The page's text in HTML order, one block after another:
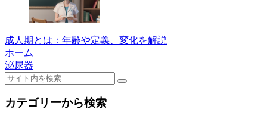
成人期とは：年齢や定義、変化を解説
ホーム
泌尿器
カテゴリーから検索